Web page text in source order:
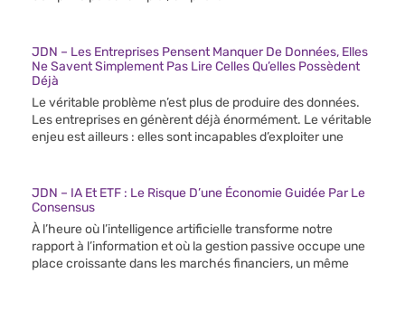
JDN – Les Entreprises Pensent Manquer De Données, Elles
Ne Savent Simplement Pas Lire Celles Qu’elles Possèdent
Déjà
Le véritable problème n’est plus de produire des données.
Les entreprises en génèrent déjà énormément. Le véritable
enjeu est ailleurs : elles sont incapables d’exploiter une
JDN – IA Et ETF : Le Risque D’une Économie Guidée Par Le
Consensus
À l’heure où l’intelligence artificielle transforme notre
rapport à l’information et où la gestion passive occupe une
place croissante dans les marchés financiers, un même